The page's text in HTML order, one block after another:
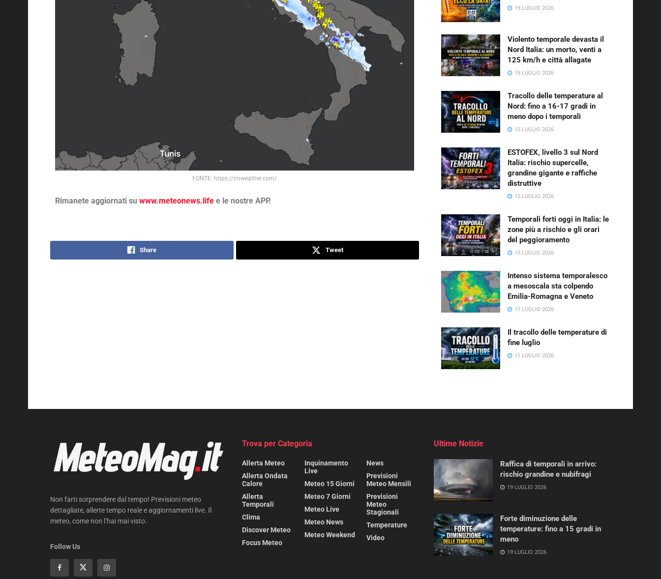
FONTE: https://imweather.com/
Rimanete aggiornati su www.meteonews.life e le nostre APP.
Share Tweet
19 LUGLIO 2026
Violento temporale devasta il
Nord Italia: un morto, venti a
125 km/h e città allagate
15 LUGLIO 2026
Tracollo delle temperature al
Nord: fino a 16-17 gradi in
meno dopo i temporali
15 LUGLIO 2026
ESTOFEX, livello 3 sul Nord
Italia: rischio supercelle,
grandine gigante e raffiche
distruttive
15 LUGLIO 2026
Temporali forti oggi in Italia: le
zone più a rischio e gli orari
del peggioramento
15 LUGLIO 2026
Intenso sistema temporalesco
a mesoscala sta colpendo
Emilia-Romagna e Veneto
11 LUGLIO 2026
Il tracollo delle temperature di
fine luglio
11 LUGLIO 2026
Non farti sorprendere dal tempo! Previsioni meteo
dettagliate, allerte tempo reale e aggiornamenti live. Il
meteo, come non l’hai mai visto.
Follow Us
Trova per Categoria
Allerta Meteo
Allerta Ondata
Calore
Allerta
Temporali
Clima
Discover Meteo
Focus Meteo
Inquinamento
Live
Meteo 15 Giorni
Meteo 7 Giorni
Meteo Live
Meteo News
Meteo Weekend
News
Previsioni
Meteo Mensili
Previsioni
Meteo
Stagionali
Temperature
Video
Ultime Notizie
Raffica di temporali in arrivo:
rischio grandine e nubifragi
19 LUGLIO 2026
Forte diminuzione delle
temperature: fino a 15 gradi in
meno
19 LUGLIO 2026